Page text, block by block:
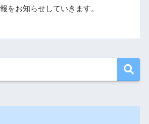
をお知らせしていきます。